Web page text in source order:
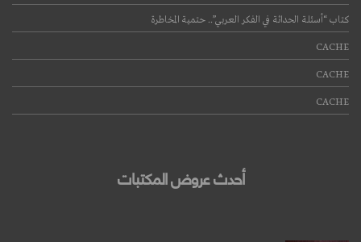
كتاب “أسئلة الحداثة في الفكر العربي”.. حتمية المخاطرة
CACHE
CACHE
CACHE
أحدث عروض المكتبات